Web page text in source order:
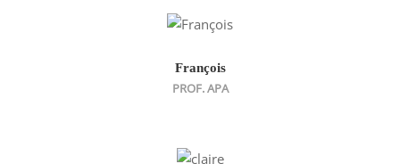
François
PROF. APA